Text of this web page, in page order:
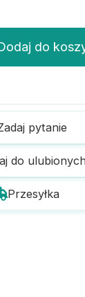
do
pytanie
do
Przesyłka